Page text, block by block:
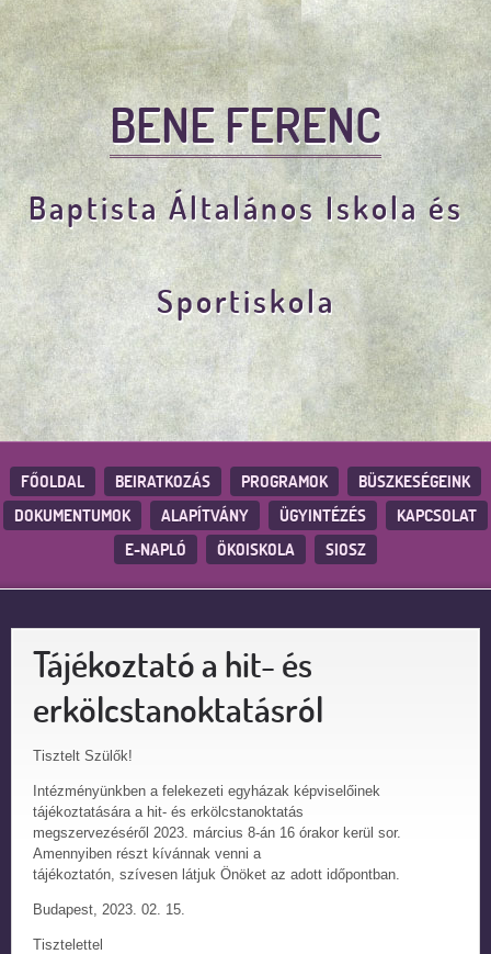
BENE FERENC
Baptista Általános Iskola és
Sportiskola
FŐOLDAL BEIRATKOZÁS PROGRAMOK
BÜSZKESÉGEINK
DOKUMENTUMOK
ALAPÍTVÁNY ÜGYINTÉZÉS
KAPCSOLAT
E-NAPLÓ
ÖKOISKOLA SIOSZ
Tájékoztató a hit- és
erkölcstanoktatásról
Tisztelt Szülők!
Intézményünkben a felekezeti egyházak képviselőinek
tájékoztatására a hit- és erkölcstanoktatás
megszervezéséről 2023. március 8-án 16 órakor kerül sor.
Amennyiben részt kívánnak venni a
tájékoztatón, szívesen látjuk Önöket az adott időpontban.
Budapest, 2023. 02. 15.
Tisztelettel